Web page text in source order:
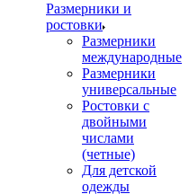
Размерники и
ростовки
Размерники
международные
Размерники
универсальные
Ростовки с
двойными
числами
(четные)
Для детской
одежды